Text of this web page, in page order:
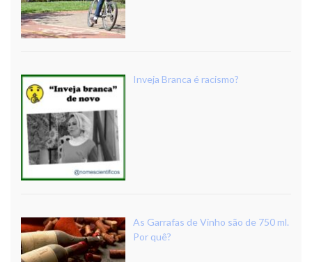
Inveja Branca é racismo?
As Garrafas de Vinho são de 750 ml.
Por quê?